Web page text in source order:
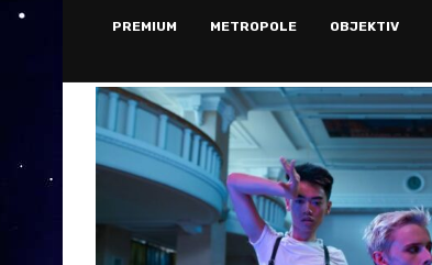
PREMIUM METROPOLE OBJEKTIV